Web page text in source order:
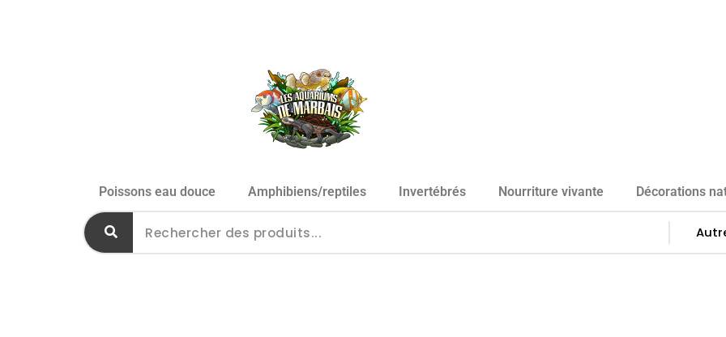
Poissons eau douce Amphibiens/reptiles Invertébrés Nourriture vivante Décorations